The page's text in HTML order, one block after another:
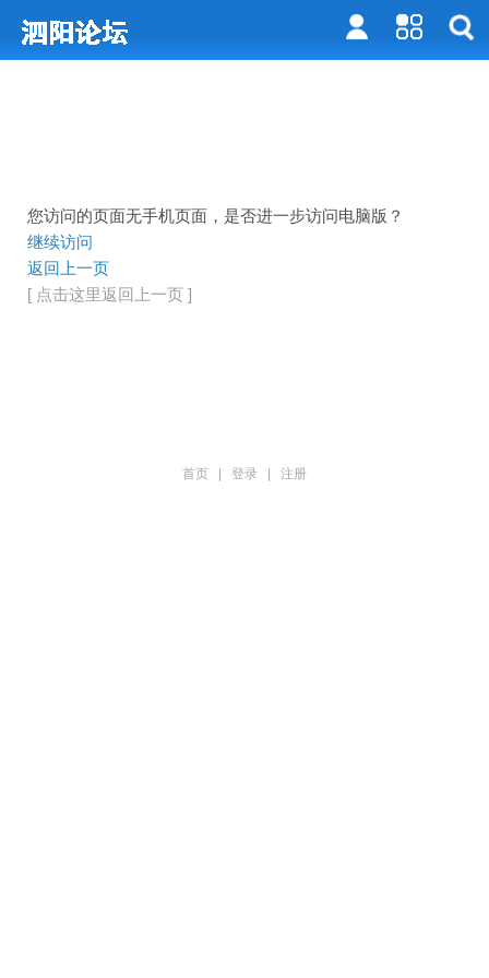
您访问的页面无手机页面，是否进一步访问电脑版？
继续访问
返回上一页
[ 点击这里返回上一页 ]
首页 登录 注册